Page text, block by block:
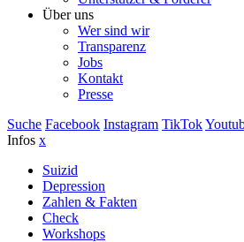
Über uns
Wer sind wir
Transparenz
Jobs
Kontakt
Presse
Suche Facebook Instagram TikTok
Infos x
Suizid
Depression
Zahlen & Fakten
Check
Workshops